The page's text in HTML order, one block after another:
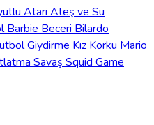
Atari Ateş ve Su
Barbie Beceri Bilardo
Giydirme Kız Korku Mario
Savaş Squid Game